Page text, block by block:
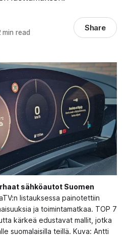
read Share
sähköautot Suomen
listauksessa painotettiin
ja toimintamatkaa. TOP 7
kärkeä edustavat mallit, jotka
suomalaisilla teillä. Kuva: Antti